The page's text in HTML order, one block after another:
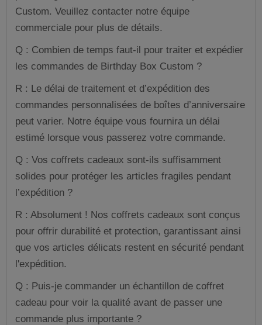
Custom. Veuillez contacter notre équipe
commerciale pour plus de détails.
Q : Combien de temps faut-il pour traiter et expédier
les commandes de Birthday Box Custom ?
R : Le délai de traitement et d’expédition des
commandes personnalisées de boîtes d’anniversaire
peut varier. Notre équipe vous fournira un délai
estimé lorsque vous passerez votre commande.
Q : Vos coffrets cadeaux sont-ils suffisamment
solides pour protéger les articles fragiles pendant
l’expédition ?
R : Absolument ! Nos coffrets cadeaux sont conçus
pour offrir durabilité et protection, garantissant ainsi
que vos articles délicats restent en sécurité pendant
l'expédition.
Q : Puis-je commander un échantillon de coffret
cadeau pour voir la qualité avant de passer une
commande plus importante ?